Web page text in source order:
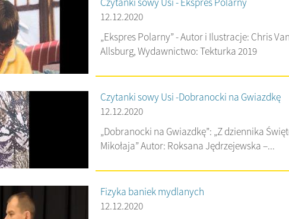
12.12.2020
„Ekspres Polarny” - Autor i Ilustracje: Chris Van
Allsburg, Wydawnictwo: Tekturka 2019
Czytanki sowy Usi -Dobranocki na Gwiazdkę
12.12.2020
„Dobranocki na Gwiazdkę”: „Z dziennika
Mikołaja” Autor: Roksana Jędrzejewska –...
Fizyka baniek mydlanych
12.12.2020